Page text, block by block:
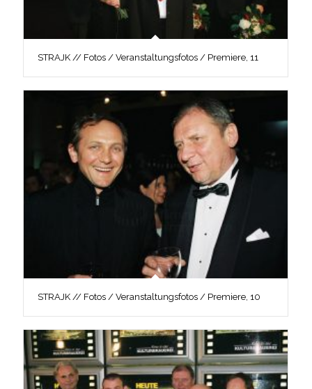
STRAJK // Fotos / Veranstaltungsfotos / Premiere, 11
STRAJK // Fotos / Veranstaltungsfotos / Premiere, 10